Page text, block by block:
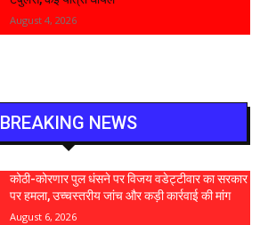
August 4, 2026
BREAKING NEWS
कोठी-कोरणार पुल धंसने पर विजय वडेट्टीवार का सरकार
पर हमला, उच्चस्तरीय जांच और कड़ी कार्रवाई की मांग
August 6, 2026